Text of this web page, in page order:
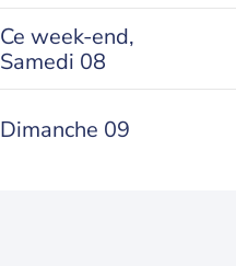
Ce week-end,
Samedi 08
Dimanche 09